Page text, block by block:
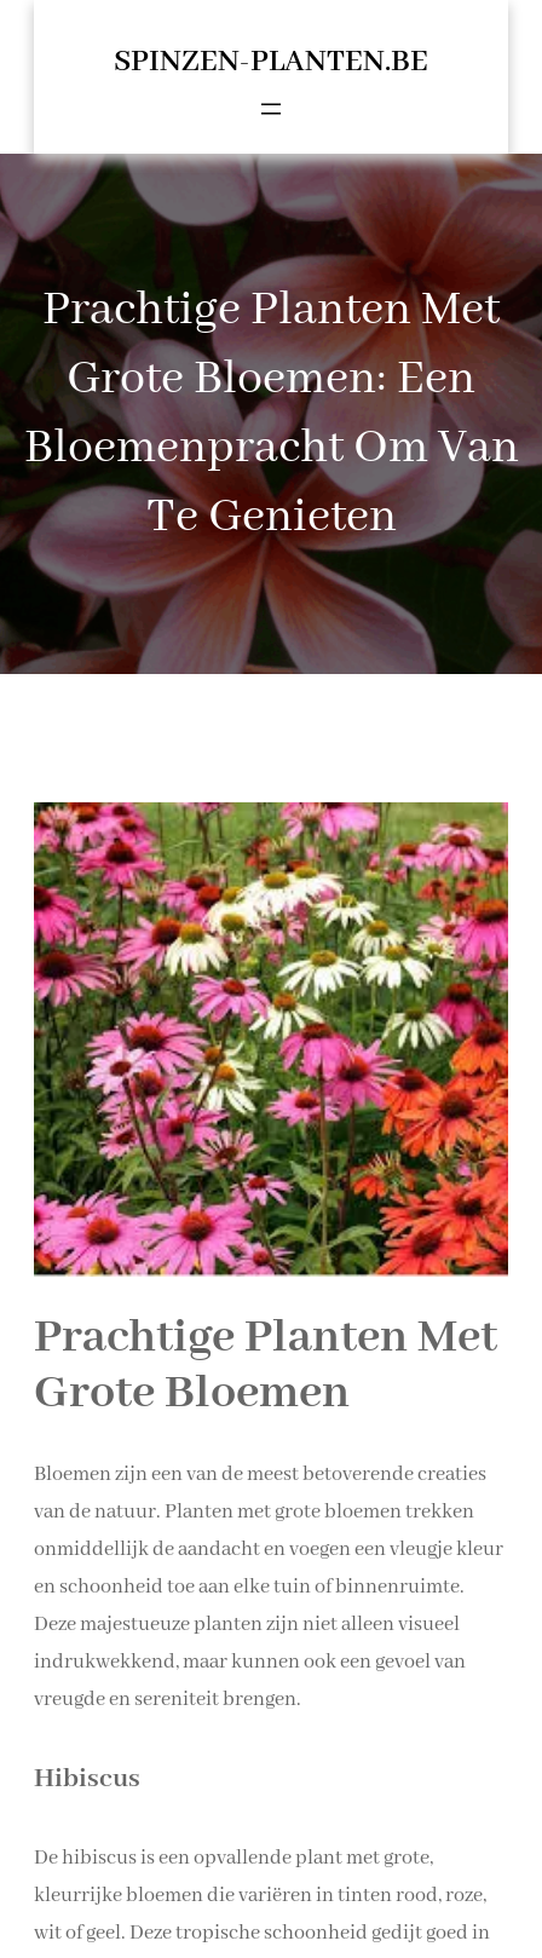
SPINZEN-PLANTEN.BE
Prachtige Planten Met
Grote Bloemen: Een
Bloemenpracht Om Van
Te Genieten
Prachtige Planten Met
Grote Bloemen
Bloemen zijn een van de meest betoverende creaties
van de natuur. Planten met grote bloemen trekken
onmiddellijk de aandacht en voegen een vleugje kleur
en schoonheid toe aan elke tuin of binnenruimte.
Deze majestueuze planten zijn niet alleen visueel
indrukwekkend, maar kunnen ook een gevoel van
vreugde en sereniteit brengen.
Hibiscus
De hibiscus is een opvallende plant met grote,
kleurrijke bloemen die variëren in tinten rood, roze,
wit of geel. Deze tropische schoonheid gedijt goed in